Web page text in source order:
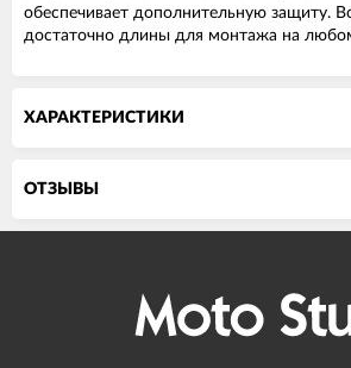
обеспечивает дополнительную защиту.
достаточно длины для монтажа на
ХАРАКТЕРИСТИКИ
ОТЗЫВЫ